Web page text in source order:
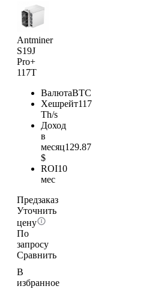
Antminer
S19J
Pro+
117T
ВалютаBTC
Хешрейт117
Th/s
Доход
в
месяц129.87
$
ROI10
мес
Предзаказ
Уточнить
цену
По
запросу
Сравнить
В
избранное